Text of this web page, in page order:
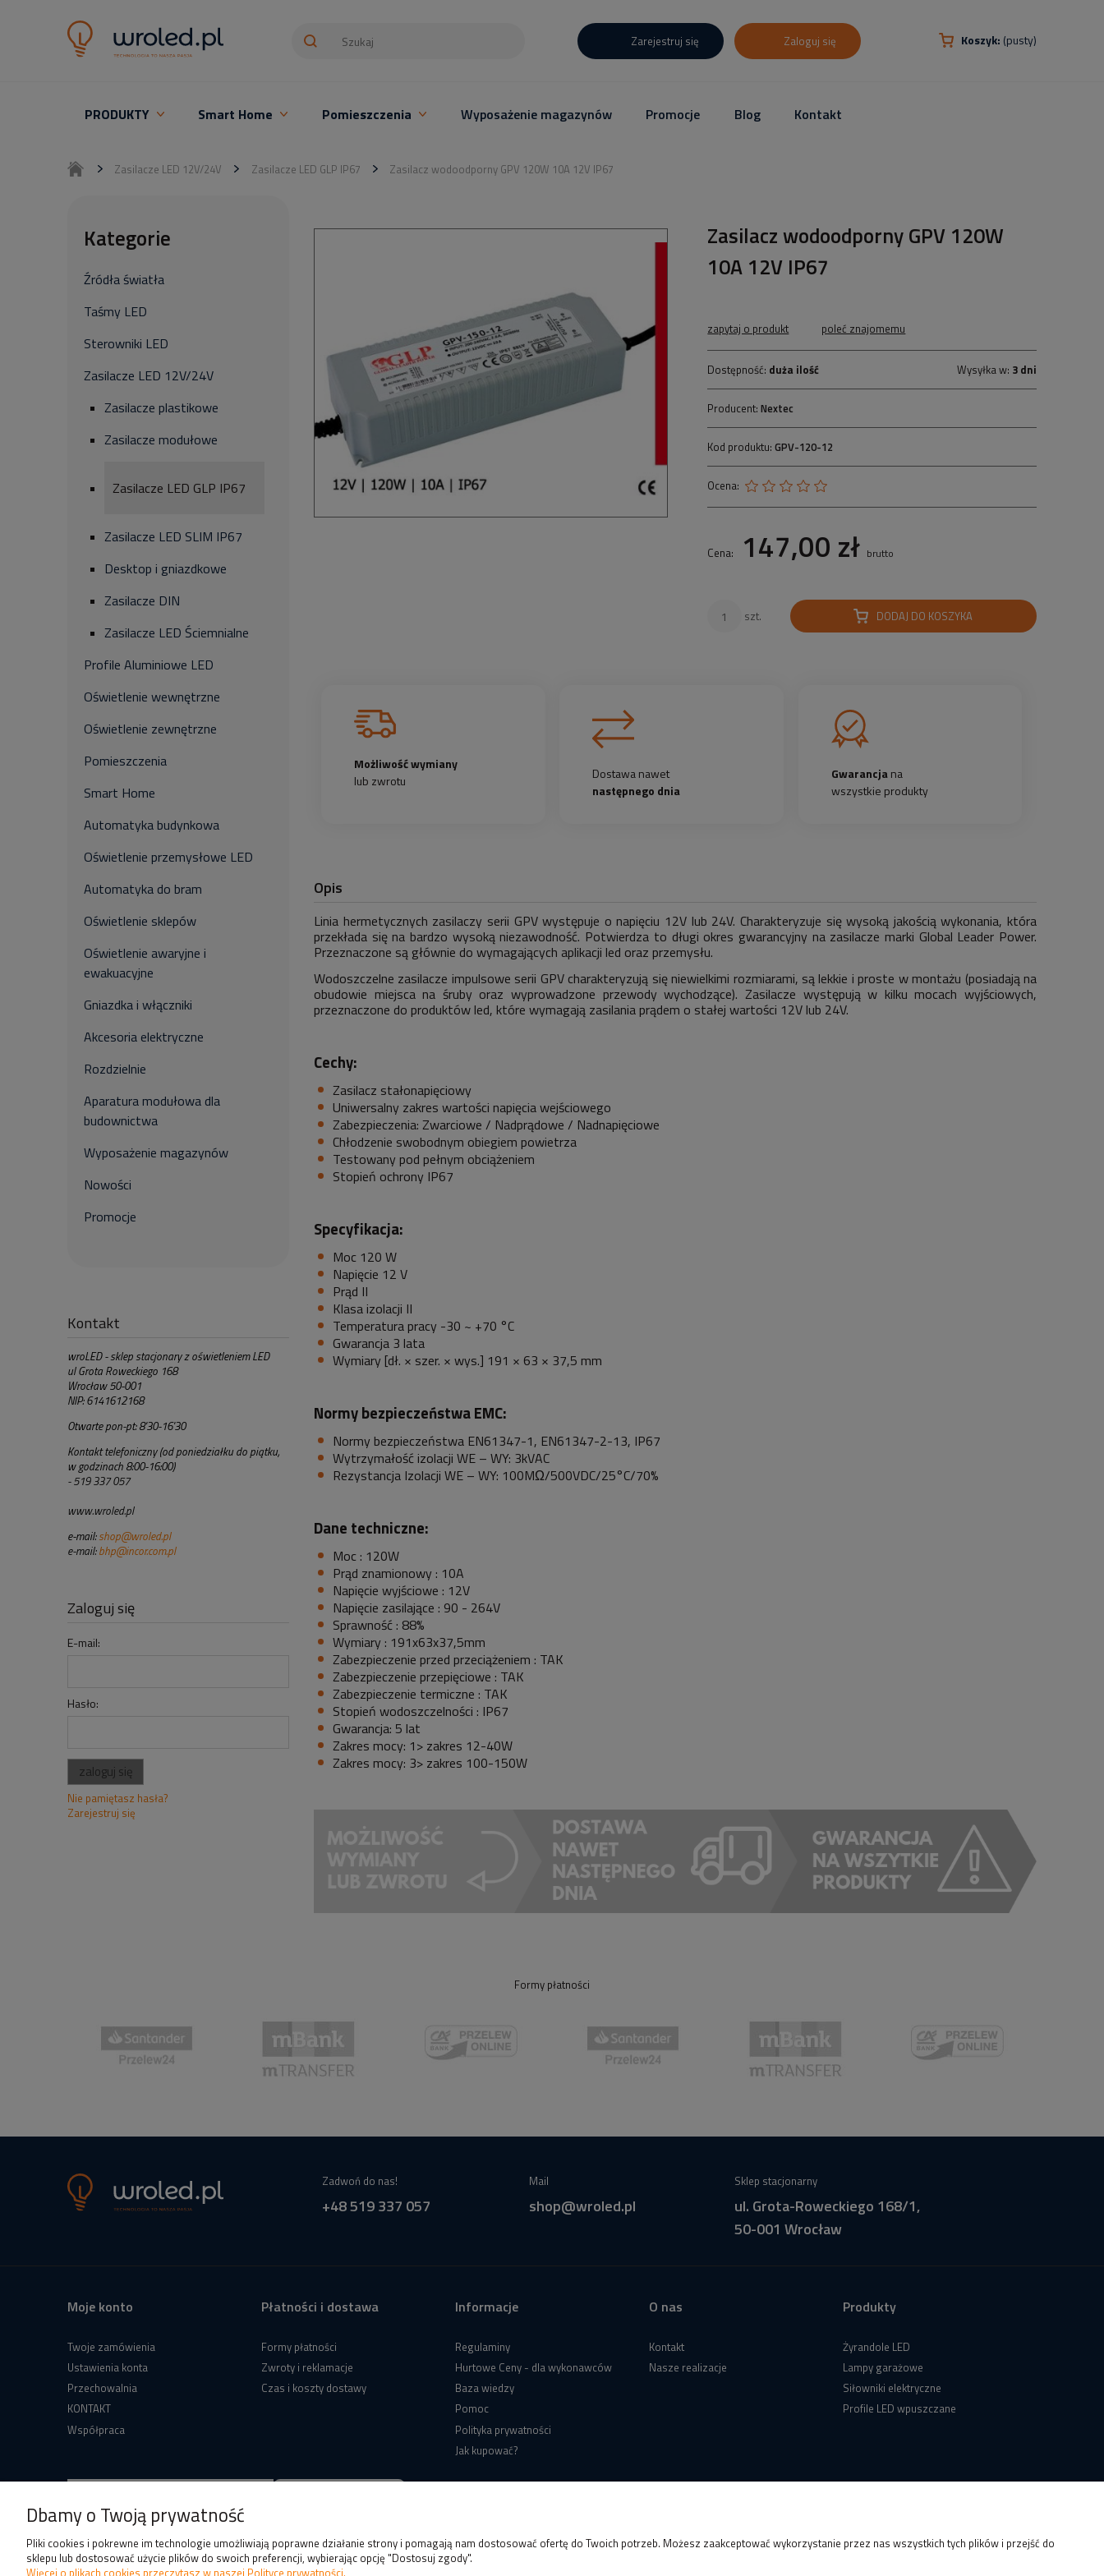
Koszyk: (pusty)
Zarejestruj się Zaloguj się
PRODUKTY Smart Home Pomieszczenia Wyposażenie magazynów Promocje Blog Kontakt
Zasilacze LED 12V/24V Zasilacze LED GLP IP67 Zasilacz wodoodporny GPV 120W 10A 12V IP67
Kategorie
Źródła światła
Taśmy LED
Sterowniki LED
Zasilacze LED 12V/24V
Zasilacze plastikowe
Zasilacze modułowe
Zasilacze LED GLP IP67
Zasilacze LED SLIM IP67
Desktop i gniazdkowe
Zasilacze DIN
Zasilacze LED Ściemnialne
Profile Aluminiowe LED
Oświetlenie wewnętrzne
Oświetlenie zewnętrzne
Pomieszczenia
Smart Home
Automatyka budynkowa
Oświetlenie przemysłowe LED
Automatyka do bram
Oświetlenie sklepów
Oświetlenie awaryjne i
ewakuacyjne
Gniazdka i włączniki
Akcesoria elektryczne
Rozdzielnie
Aparatura modułowa dla
budownictwa
Wyposażenie magazynów
Nowości
Promocje
Kontakt
wroLED - sklep stacjonary z oświetleniem LED
ul Grota Roweckiego 168
Wrocław 50-001
NIP: 6141612168
Otwarte pon-pt: 8'30-16'30
Kontakt telefoniczny (od poniedziałku do piątku,
w godzinach 8:00-16:00)
- 519 337 057
www.wroled.pl
e-mail: shop@wroled.pl
e-mail:bhp@incor.com.pl
Zaloguj się
E-mail:
Hasło:
zaloguj się
Nie pamiętasz hasła?
Zarejestruj się
Zasilacz wodoodporny GPV 120W
10A 12V IP67
zapytaj o produkt poleć znajomemu
Dostępność: duża ilość Wysyłka w: 3 dni
Producent:Nextec
Kod produktu: GPV-120-12
Ocena:
Cena: 147,00 zł brutto
szt. DODAJ DO KOSZYKA
Możliwość wymiany
lub zwrotu
Dostawa nawet
następnego dnia
Gwarancjana
wszystkie produkty
Opis
Linia hermetycznych zasilaczy serii GPV występuje o napięciu 12V lub 24V. Charakteryzuje się wysoką jakością wykonania, która
przekłada się na bardzo wysoką niezawodność. Potwierdza to długi okres gwarancyjny na zasilacze marki Global Leader Power.
Przeznaczone są głównie do wymagających aplikacji led oraz przemysłu.
Wodoszczelne zasilacze impulsowe serii GPV charakteryzują się niewielkimi rozmiarami, są lekkie i proste w montażu (posiadają na
obudowie miejsca na śruby oraz wyprowadzone przewody wychodzące). Zasilacze występują w kilku mocach wyjściowych,
przeznaczone do produktów led, które wymagają zasilania prądem o stałej wartości 12V lub 24V.
Cechy:
Zasilacz stałonapięciowy
Uniwersalny zakres wartości napięcia wejściowego
Zabezpieczenia: Zwarciowe / Nadprądowe / Nadnapięciowe
Chłodzenie swobodnym obiegiem powietrza
Testowany pod pełnym obciążeniem
Stopień ochrony IP67
Specyfikacja:
Moc 120 W
Napięcie 12 V
Prąd II
Klasa izolacji II
Temperatura pracy -30 ~ +70 °C
Gwarancja 3 lata
Wymiary [dł. × szer. × wys.] 191 × 63 × 37,5 mm
Normy bezpieczeństwa EMC:
Normy bezpieczeństwa EN61347-1, EN61347-2-13, IP67
Wytrzymałość izolacji WE – WY: 3kVAC
Rezystancja Izolacji WE – WY: 100MΩ/500VDC/25°C/70%
Dane techniczne:
Moc : 120W
Prąd znamionowy : 10A
Napięcie wyjściowe : 12V
Napięcie zasilające : 90 - 264V
Sprawność : 88%
Wymiary : 191x63x37,5mm
Zabezpieczenie przed przeciążeniem : TAK
Zabezpieczenie przepięciowe : TAK
Zabezpieczenie termiczne : TAK
Stopień wodoszczelności : IP67
Gwarancja: 5 lat
Zakres mocy: 1> zakres 12-40W
Zakres mocy: 3> zakres 100-150W
Formy płatności
Zadwoń do nas!
+48 519 337 057
Mail
shop@wroled.pl
Sklep stacjonarny
ul. Grota-Roweckiego 168/1,
50-001 Wrocław
Moje konto
Twoje zamówienia
Ustawienia konta
Przechowalnia
KONTAKT
Współpraca
Płatności i dostawa
Formy płatności
Zwroty i reklamacje
Czas i koszty dostawy
Informacje
Regulaminy
Hurtowe Ceny - dla wykonawców
Baza wiedzy
Pomoc
Polityka prywatności
Jak kupować?
O nas
Kontakt
Nasze realizacje
Produkty
Żyrandole LED
Lampy garażowe
Siłowniki elektryczne
Profile LED wpuszczane
Dbamy o Twoją prywatność
Pliki cookies i pokrewne im technologie umożliwiają poprawne działanie strony i pomagają nam dostosować ofertę do Twoich potrzeb. Możesz zaakceptować wykorzystanie przez nas wszystkich tych plików i przejść do
sklepu lub dostosować użycie plików do swoich preferencji, wybierając opcję "Dostosuj zgody".
Więcej o plikach cookies przeczytasz w naszej Polityce prywatności.